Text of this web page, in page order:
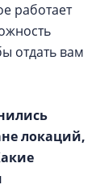
работает
отдать вам
локаций,